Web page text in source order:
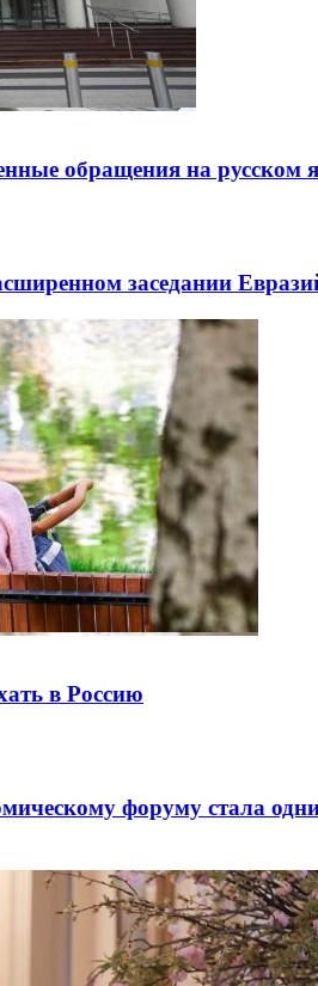
обращения на русском
заседании
в Россию
форуму стала